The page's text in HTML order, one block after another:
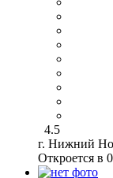
4.5
г. Нижний
Откроется в